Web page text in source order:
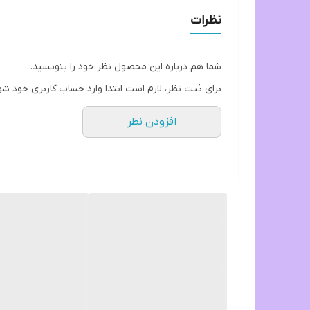
نظرات
شما هم درباره این محصول نظر خود را بنویسید.
برای ثبت نظر، لازم است ابتدا وارد حساب کاربری خود
افزودن نظر